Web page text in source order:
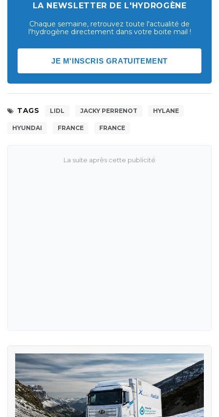
LA NEWSLETTER DE L'HYDROGÈNE
Chaque semaine, retrouvez toute l'actualité de
l'hydrogène directement dans votre boite mail !
JE M'INSCRIS GRATUITEMENT
TAGS LIDL JACKY PERRENOT HYLANE
HYUNDAI FRANCE FRANCE